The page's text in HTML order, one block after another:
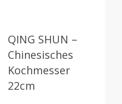
QING SHUN –
Chinesisches
Kochmesser
22cm